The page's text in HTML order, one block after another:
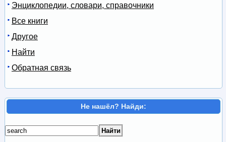
Энциклопедии, словари, справочники
Все книги
Другое
Найти
Обратная связь
Не нашёл? Найди: